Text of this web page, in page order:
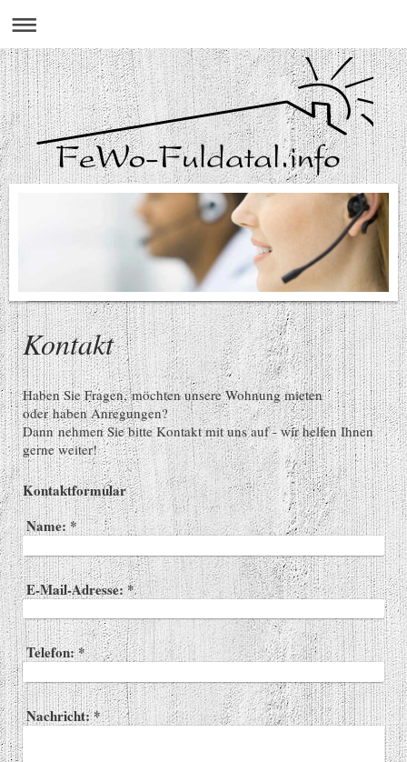
Kontakt
Haben Sie Fragen, möchten unsere Wohnung mieten
oder haben Anregungen?
Dann nehmen Sie bitte Kontakt mit uns auf - wir helfen Ihnen
gerne weiter!
Kontaktformular
Name:*
E-Mail-Adresse:*
Telefon:*
Nachricht:*